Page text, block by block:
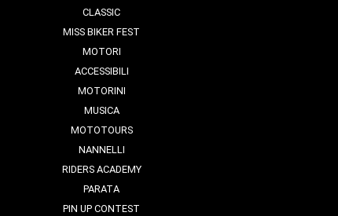
CLASSIC
MISS BIKER FEST
MOTORI
ACCESSIBILI
MOTORINI
MUSICA
MOTOTOURS
NANNELLI
RIDERS ACADEMY
PARATA
PIN UP CONTEST